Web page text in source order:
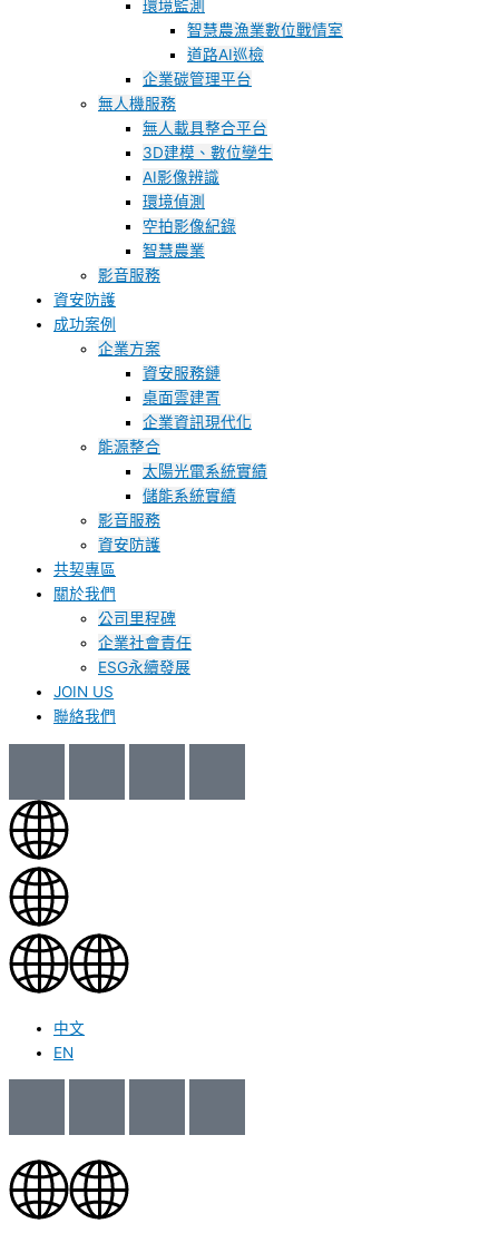
環境監測
智慧農漁業數位戰情室
道路AI巡檢
企業碳管理平台
無人機服務
無人載具整合平台
3D建模、數位孿生
AI影像辨識
環境偵測
空拍影像紀錄
智慧農業
影音服務
資安防護
成功案例
企業方案
資安服務鏈
桌面雲建置
企業資訊現代化
能源整合
太陽光電系統實績
儲能系統實績
影音服務
資安防護
共契專區
關於我們
公司里程碑
企業社會責任
ESG永續發展
JOIN US
聯絡我們
中文
EN